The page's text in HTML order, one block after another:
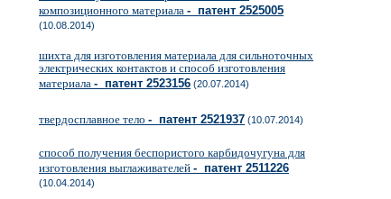
композиционного материала - патент 2525005
(10.08.2014)
шихта для изготовления материала для сильноточных
электрических контактов и способ изготовления
материала - патент 2523156 (20.07.2014)
твердосплавное тело - патент 2521937 (10.07.2014)
способ получения беспористого карбидочугуна для
изготовления выглаживателей - патент 2511226
(10.04.2014)